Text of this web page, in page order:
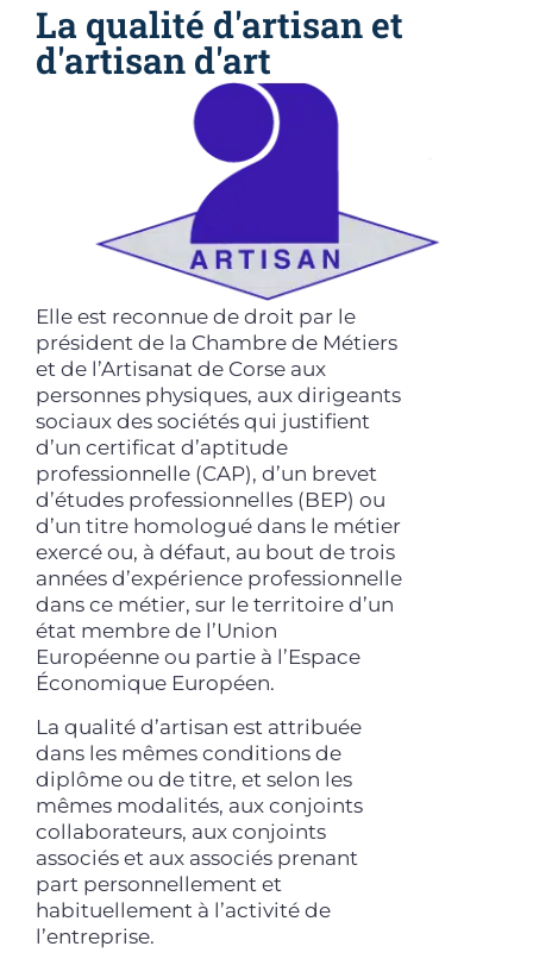
La qualité d'artisan et
d'artisan d'art
Elle est reconnue de droit par le
président de la Chambre de Métiers
et de l’Artisanat de Corse aux
personnes physiques, aux dirigeants
sociaux des sociétés qui justifient
d’un certificat d’aptitude
professionnelle (CAP), d’un brevet
d’études professionnelles (BEP) ou
d’un titre homologué dans le métier
exercé ou, à défaut, au bout de trois
années d’expérience professionnelle
dans ce métier, sur le territoire d’un
état membre de l’Union
Européenne ou partie à l’Espace
Économique Européen.
La qualité d’artisan est attribuée
dans les mêmes conditions de
diplôme ou de titre, et selon les
mêmes modalités, aux conjoints
collaborateurs, aux conjoints
associés et aux associés prenant
part personnellement et
habituellement à l’activité de
l’entreprise.